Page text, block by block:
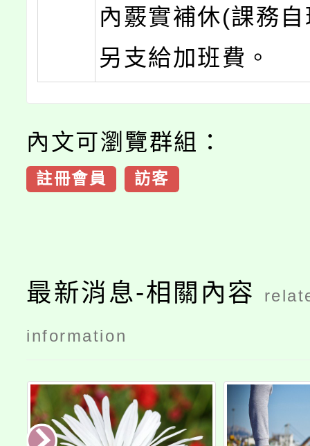
內覈實補休(課務
另支給加班費。
內文可瀏覽群組：
註冊會員 訪客
最新消息-相關內容
information